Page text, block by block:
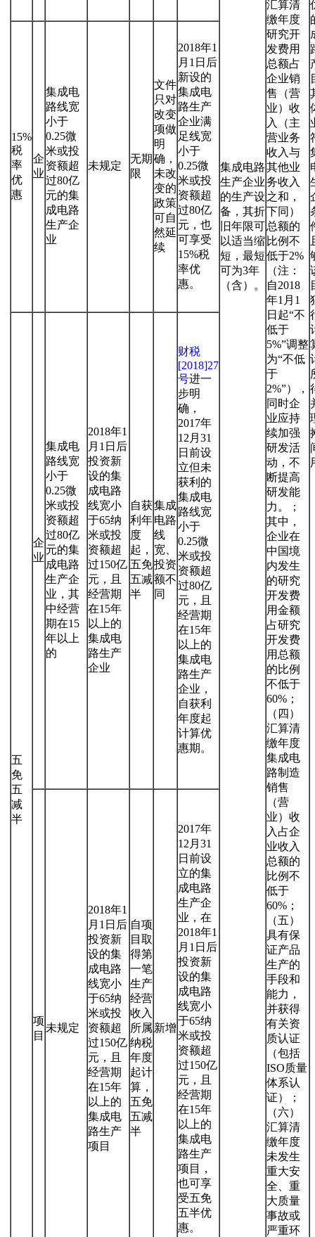
集成电路
生产企业
的生产设
备，其折
旧年限可
以适当缩
短，最短
可为3年
（含）。
汇算清
缴年度
研究开
发费用
总额占
企业销
售（营
业）收
入（主
营业务
收入与
其他业
务收入
之和，
下同）
总额的
比例不
低于2%
（注：
自2018
年1月1
日起“不
低于
5%”调整
为“不低
于
2%”），
同时企
业应持
续加强
研发活
动，不
断提高
研发能
力。；
其中，
企业在
中国境
内发生
的研究
开发费
用金额
占研究
开发费
用总额
的比例
不低于
60%；
（四）
汇算清
缴年度
集成电
路制造
销售
（营
业）收
入占企
业收入
总额的
比例不
低于
60%；
（五）
具有保
证产品
生产的
手段和
能力，
并获得
有关资
质认证
（包括
ISO质量
体系认
证）；
（六）
汇算清
缴年度
未发生
重大安
全、重
大质量
事故或
严重环
15%
税
率
优
惠
企
业
集成电
路线宽
小于
0.25微
米或投
资额超
过80亿
元的集
成电路
生产企
业
未规定
无期
限
文件
只对
改变
项做
明
确，
未改
变的
政策
可自
然延
续
2018年1
月1日后
新设的
集成电
路生产
企业满
足线宽
小于
0.25微
米或投
资额超
过80亿
元，也
可享受
15%税
率优
惠。
五
免
五
减
半
企
业
集成电
路线宽
小于
0.25微
米或投
资额超
过80亿
元的集
成电路
生产企
业，其
中经营
期在15
年以上
的
2018年1
月1日后
投资新
设的集
成电路
线宽小
于65纳
米或投
资额超
过150亿
元，且
经营期
在15年
以上的
集成电
路生产
企业
自获
利年
度
起，
五免
五减
半
集成
电路
线
宽、
投资
额不
同
财税
[2018]27
号进一
步明
确，
2017年
12月31
日前设
立但未
获利的
集成电
路线宽
小于
0.25微
米或投
资额超
过80亿
元，且
经营期
在15年
以上的
集成电
路生产
企业，
自获利
年度起
计算优
惠期。
项
目
未规定
2018年1
月1日后
投资新
设的集
成电路
线宽小
于65纳
米或投
资额超
过150亿
元，且
经营期
在15年
以上的
集成电
路生产
项目
自项
目取
得第
一笔
生产
经营
收入
所属
纳税
年度
起计
算，
五免
五减
半
新增
2017年
12月31
日前设
立的集
成电路
生产企
业，在
2018年1
月1日后
投资新
设的集
成电路
线宽小
于65纳
米或投
资额超
过150亿
元，且
经营期
在15年
以上的
集成电
路生产
项目，
也可享
受五免
五半优
惠。